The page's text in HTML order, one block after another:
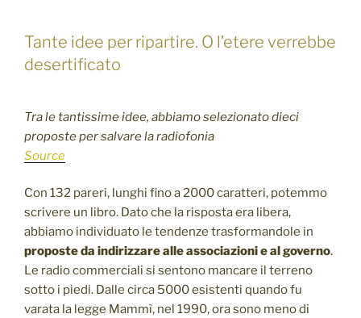
Tante idee per ripartire. O l’etere verrebbe
desertificato
Tra le tantissime idee, abbiamo selezionato dieci
proposte per salvare la radiofonia
Source
Con 132 pareri, lunghi fino a 2000 caratteri, potemmo
scrivere un libro. Dato che la risposta era libera,
abbiamo individuato le tendenze trasformandole in
proposte da indirizzare alle associazioni e al governo.
Le radio commerciali si sentono mancare il terreno
sotto i piedi. Dalle circa 5000 esistenti quando fu
varata la legge Mammì, nel 1990, ora sono meno di